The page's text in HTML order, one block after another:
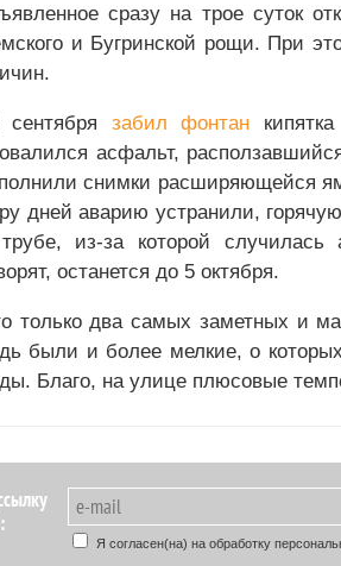
сразу на трое суток
и Бугринской рощи. При
сентября забил фонтан
асфальт,
снимки расширяющейся
дней аварию устранили,
из-за которой
останется до 5 октября.
только два самых заметных и
были и более мелкие, о
Благо, на улице плюсовые
Я согласен(на) на обработку